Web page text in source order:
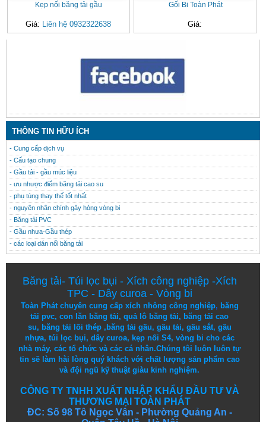
Kẹp nối băng tải gầu
Giá: Liên hệ 0932322638
Gối Bi Toàn Phát
Giá:
THÔNG TIN HỮU ÍCH
- Cung cấp dịch vụ
- Cấu tạo chung
- Gầu tải - gầu múc liệu
- ưu nhược điểm băng tải cao su
- phụ tùng thay thế tốt nhất
- nguyên nhân chính gây hỏng vòng bi
- Băng tải PVC
- Gầu nhưa-Gầu thép
- các loại dán nối băng tải
Băng tải- Túi lọc bụi - Xích công nghiệp-Xích
TPC - Dây curoa - Vòng bi
Toàn Phát chuyên cung cấp xích nhông công nghiệp, băng
tải pvc,con lăn băng tải,quả lô băng tải, băng tải cao
su, băng tải lõi thép, băng tải gầu, gầu tải, gầu sắt, gầu
nhựa, túi lọc bụi, dây curoa, kẹp nối S4, vòng bi cho các
nhà máy, các tổ chức và các cá nhân.Chúng tôi luôn luôn tự
tin sẽ làm hài lòng quý khách với chất lượng sảnphẩm cao
và đội ngũ kỹ thuật giàu kinh nghiệm.
CÔNG TY TNHH XUẤT NHẬP KHẨU ĐẦU TƯ VÀ
THƯƠNG MẠI TOÀN PHÁT
ĐC: Số 98 Tô Ngọc Vân - Phường Quảng An -